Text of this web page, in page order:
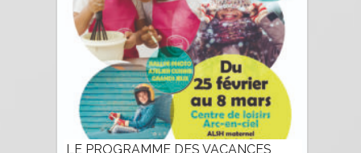
LE PROGRAMME DES VACANCES